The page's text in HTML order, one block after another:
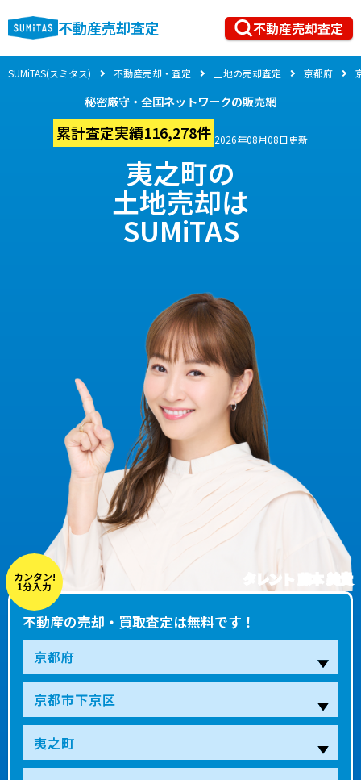
不動産売却査定 不動産売却査定
SUMiTAS(スミタス) 不動産売却・査定 土地の売却査定 京都府
秘密厳守・全国ネットワークの販売網
累計査定実績116,278件 2026年08月08日更新
夷之町の
土地売却は
SUMiTAS
タレント 藤本 美貴
カンタン!
1分入力
不動産の売却・買取査定は無料です！